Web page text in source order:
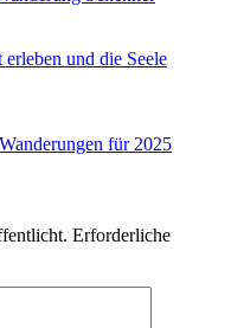
und die Seele
für 2025
Erforderliche